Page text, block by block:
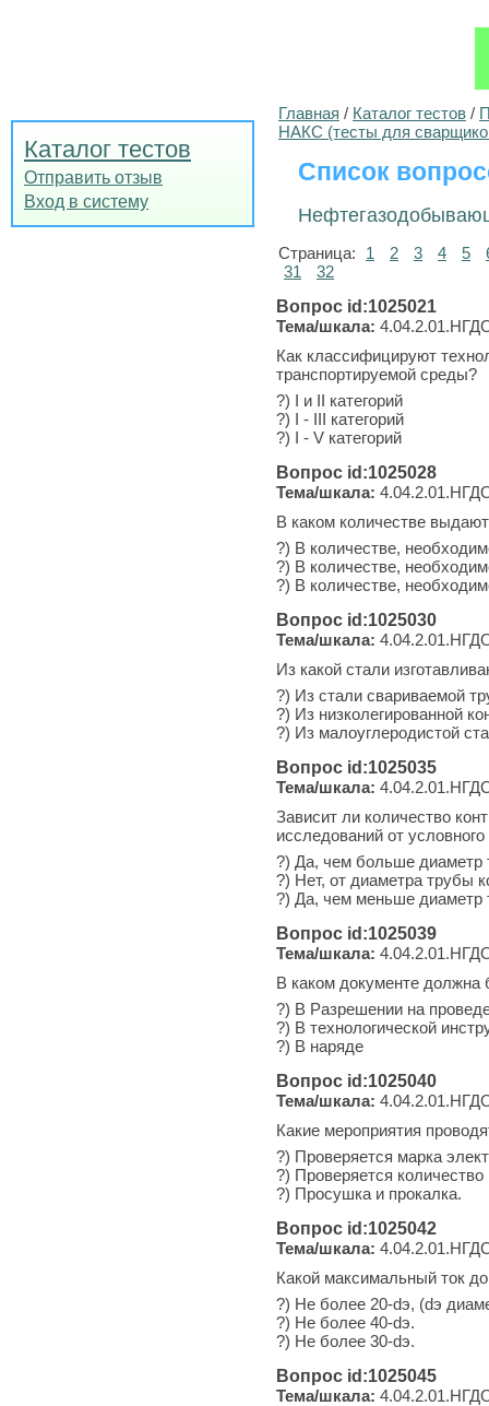
Каталог тестов
Отправить отзыв
Вход в систему
Главная / Каталог тестов /
НАКС (тесты для
Список
Страница: 1 2 3 4 5
31
32
Вопрос id:1025021
Тема/шкала:
Как классифицируют
транспортируемой среды?
?) I и II категорий
?) I - III категорий
?) I - V категорий
Вопрос id:1025028
Тема/шкала:
В каком количестве
?) В количестве,
?) В количестве,
?) В количестве,
Вопрос id:1025030
Тема/шкала:
Из какой стали
?) Из стали свариваемой
?) Из низколегированной
?) Из малоуглеродистой
Вопрос id:1025035
Тема/шкала:
Зависит ли количество
исследований от
?) Да, чем больше диаметр
?) Нет, от диаметра трубы
?) Да, чем меньше диаметр
Вопрос id:1025039
Тема/шкала:
В каком документе должна
?) В Разрешении на
?) В технологической
?) В наряде
Вопрос id:1025040
Тема/шкала:
Какие мероприятия
?) Проверяется марка
?) Проверяется
?) Просушка и прокалка.
Вопрос id:1025042
Тема/шкала:
Какой максимальный ток
?) Не более 20-dэ, (dэ
?) Не более 40-dэ.
?) Не более 30-dэ.
Вопрос id:1025045
Тема/шкала: